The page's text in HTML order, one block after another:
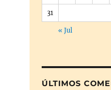
31
« Jul
ÚLTIMOS